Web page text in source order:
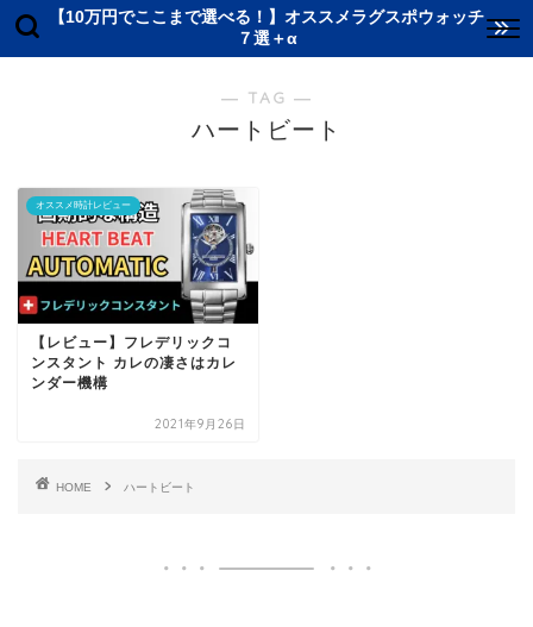
【10万円でここまで選べる！】オススメラグスポウォッチ
７選＋α
― TAG ―
ハートビート
オススメ時計レビュー
【レビュー】フレデリックコ
ンスタント カレの凄さはカレ
ンダー機構
2021年9月26日
HOME ハートビート